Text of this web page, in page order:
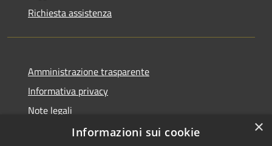
Richiesta assistenza
Amministrazione trasparente
Informativa privacy
Note legali
Dichiarazione di accessibilità
×
Informazioni sui cookie